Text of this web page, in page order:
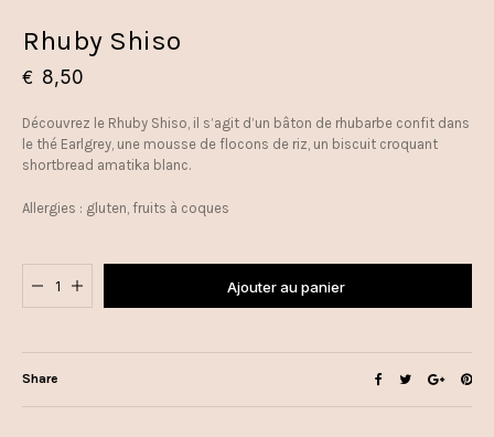
Rhuby Shiso
€ 8,50
Découvrez le Rhuby Shiso, il s’agit d’un bâton de rhubarbe confit dans
le thé Earlgrey, une mousse de flocons de riz, un biscuit croquant
shortbread amatika blanc.
Allergies : gluten, fruits à coques
Ajouter au panier
Added to cart
Share